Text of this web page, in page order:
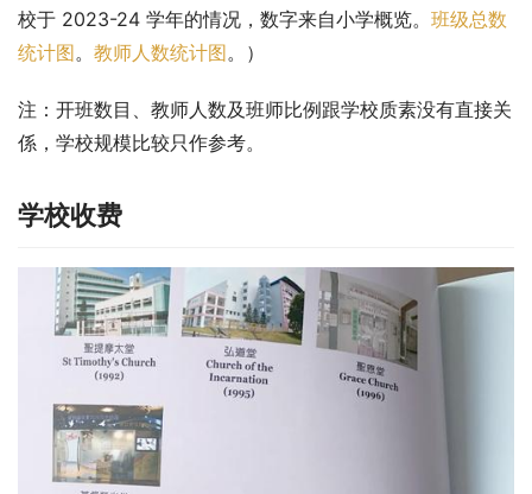
校于 2023-24 学年的情况，数字来自小学概览。 班级总数
统计图。 教师人数统计图。）
注：开班数目、教师人数及班师比例跟学校质素没有直接关
係，学校规模比较只作参考。
学校收费